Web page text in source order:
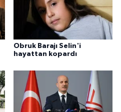
Obruk Barajı Selin'i
hayattan kopardı